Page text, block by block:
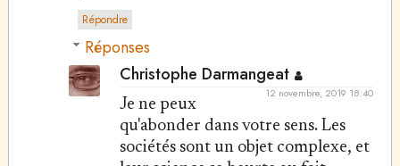
Répondre
Réponses
Christophe Darmangeat
12 novembre, 2019 18:40
Je ne peux
qu'abonder dans votre sens. Les
sociétés sont un objet complexe, et